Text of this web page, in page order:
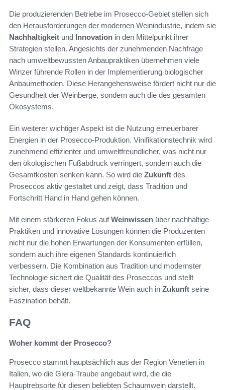
Die produzierenden Betriebe im Prosecco-Gebiet stellen sich
den Herausforderungen der modernen Weinindustrie, indem sie
Nachhaltigkeit und Innovation in den Mittelpunkt ihrer
Strategien stellen. Angesichts der zunehmenden Nachfrage
nach umweltbewussten Anbaupraktiken übernehmen viele
Winzer führende Rollen in der Implementierung biologischer
Anbaumethoden. Diese Herangehensweise fördert nicht nur die
Gesundheit der Weinberge, sondern auch die des gesamten
Ökosystems.
Ein weiterer wichtiger Aspekt ist die Nutzung erneuerbarer
Energien in der Prosecco-Produktion. Vinifikationstechnik wird
zunehmend effizienter und umweltfreundlicher, was nicht nur
den ökologischen Fußabdruck verringert, sondern auch die
Gesamtkosten senken kann. So wird die Zukunft des
Proseccos aktiv gestaltet und zeigt, dass Tradition und
Fortschritt Hand in Hand gehen können.
Mit einem stärkeren Fokus aufWeinwissen über nachhaltige
Praktiken und innovative Lösungen können die Produzenten
nicht nur die hohen Erwartungen der Konsumenten erfüllen,
sondern auch ihre eigenen Standards kontinuierlich
verbessern. Die Kombination aus Tradition und modernster
Technologie sichert die Qualität des Proseccos und stellt
sicher, dass dieser weltbekannte Wein auch in Zukunft seine
Faszination behält.
FAQ
Woher kommt der Prosecco?
Prosecco stammt hauptsächlich aus der Region Venetien in
Italien, wo die Glera-Traube angebaut wird, die die
Hauptrebsorte für diesen beliebten Schaumwein darstellt.